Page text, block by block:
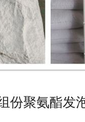
份聚氨酯发